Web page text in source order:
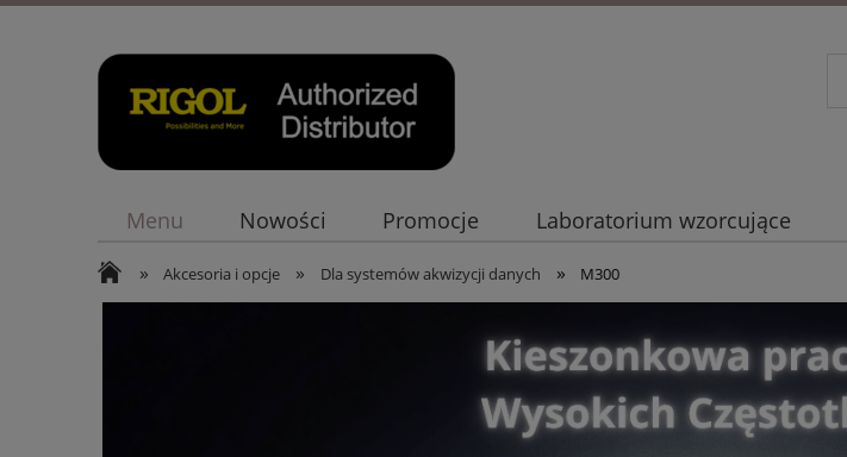
Menu Nowości Promocje Laboratorium wzorcujące
» Akcesoria i opcje » Dla systemów akwizycji danych » M300